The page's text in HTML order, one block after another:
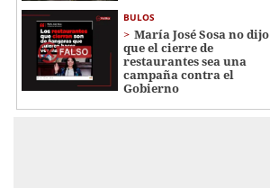
BULOS
María José Sosa no dijo
que el cierre de
restaurantes sea una
campaña contra el
Gobierno